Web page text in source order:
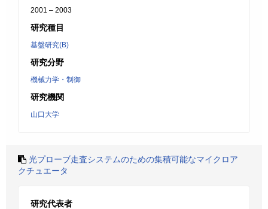
2001 – 2003
研究種目
基盤研究(B)
研究分野
機械力学・制御
研究機関
山口大学
光プローブ走査システムのための集積可能なマイクロア
クチュエータ
研究代表者